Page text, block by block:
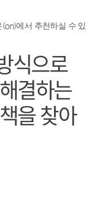
에서 추천하실 수 있
식으로
결하는
을 찾아